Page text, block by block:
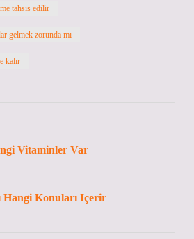
tahsis edilir
gelmek zorunda mı
kalır
Vitaminler Var
Hangi Konuları Içerir